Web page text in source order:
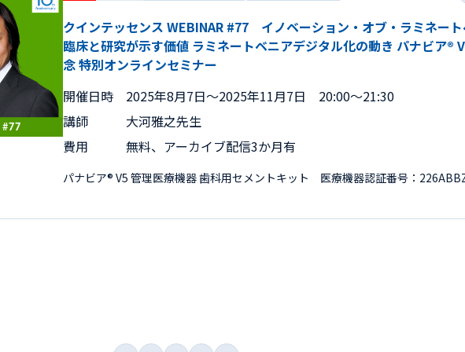
クインテッセンス WEBINAR #77 イノベーション・オブ・ラミネー
臨床と研究が示す価値 ラミネートベニアデジタル化の動き パナビア®
念 特別オンラインセミナー
開催日時
2025年8月7日〜2025年11月7日 20:00～21:30
講師
大河雅之先生
費用
無料、アーカイブ配信3か月有
パナビア® V5 管理医療機器 歯科用セメントキット 医療機器認証番号：